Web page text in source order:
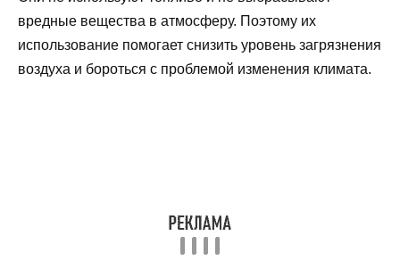
вредные вещества в атмосферу. Поэтому их
использование помогает снизить уровень загрязнения
воздуха и бороться с проблемой изменения климата.